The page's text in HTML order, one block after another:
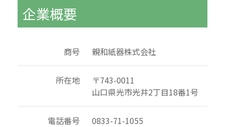
企業概要
商号 親和紙器株式会社
所在地
〒743-0011
山口県光市光井2丁目18番1号
電話番号 0833-71-1055